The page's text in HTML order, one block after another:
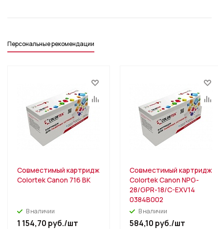
Персональные рекомендации
Совместимый картридж
Colortek Canon 716 BK
В наличии
1 154,70 руб./шт
Совместимый картридж
Colortek Canon NPG-
28/GPR-18/C-EXV14
0384B002
В наличии
584,10 руб./шт